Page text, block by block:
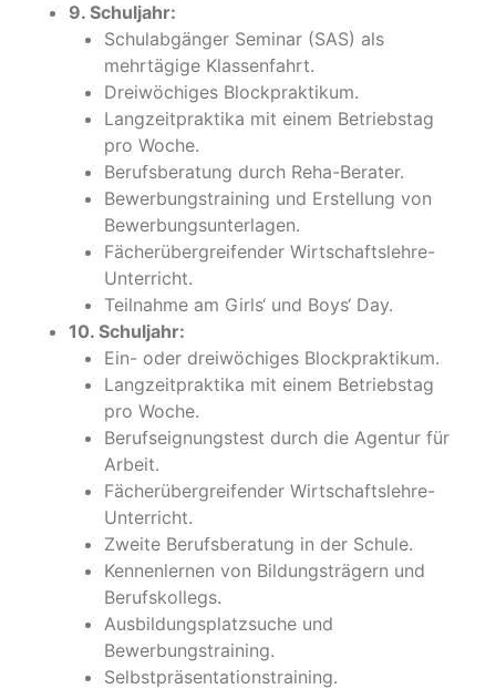
9. Schuljahr:
Schulabgänger Seminar (SAS) als
mehrtägige Klassenfahrt.
Dreiwöchiges Blockpraktikum.
Langzeitpraktika mit einem Betriebstag
pro Woche.
Berufsberatung durch Reha-Berater.
Bewerbungstraining und Erstellung von
Bewerbungsunterlagen.
Fächerübergreifender Wirtschaftslehre-
Unterricht.
Teilnahme am Girls‘ und Boys‘ Day.
10. Schuljahr:
Ein- oder dreiwöchiges Blockpraktikum.
Langzeitpraktika mit einem Betriebstag
pro Woche.
Berufseignungstest durch die Agentur für
Arbeit.
Fächerübergreifender Wirtschaftslehre-
Unterricht.
Zweite Berufsberatung in der Schule.
Kennenlernen von Bildungsträgern und
Berufskollegs.
Ausbildungsplatzsuche und
Bewerbungstraining.
Selbstpräsentationstraining.